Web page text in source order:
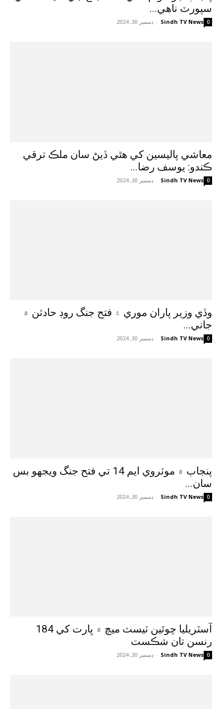
سپورٽ ناهي...
Sindh TV News
- ڊسمبر 30, 2024 0
معاشي پاليسين کي هٿي ڏيڻ سان ملڪ ترقي
ڪندو: يوسف رضا...
Sindh TV News
- ڊسمبر 30, 2024 0
وڏي وزير پاران موري ۽ فتح جنگ روڊ حادثن ۾
جاني...
Sindh TV News
- ڊسمبر 30, 2024 0
پنجاب ۾ موٽروي ايم 14 تي فتح جنگ ويجهو بس
سان...
Sindh TV News
- ڊسمبر 30, 2024 0
آسٽريليا چوٿين ٽيسٽ ميچ ۾ ڀارت کي 184
رنسن تان شڪست
Sindh TV News
- ڊسمبر 30, 2024 0